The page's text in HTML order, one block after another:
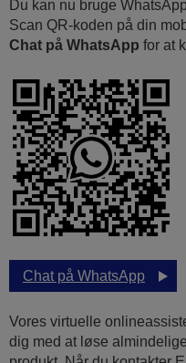
Du kan nu bruge
Scan QR-koden på din
Chat på WhatsApp for at
Chat på WhatsApp
Vores virtuelle
dig med at løse